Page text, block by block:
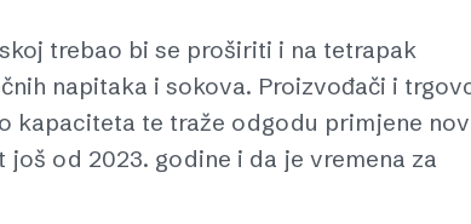
trebao bi se proširiti i na tetrapak
napitaka i sokova. Proizvođači i
kapaciteta te traže odgodu primjene
od 2023. godine i da je vremena za